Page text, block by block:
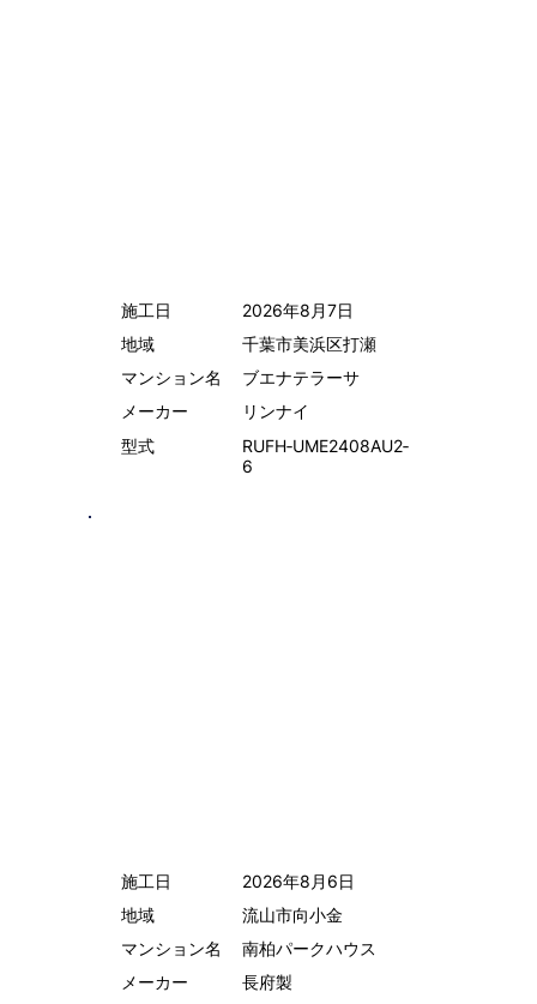
2026年8月7日
施工日
千葉市美浜区打瀬
地域
RUFH‑UME2408AU2‑
6
型式
リンナイ
メーカー
ブエナテラーサ
マンション名
2026年8月6日
施工日
流山市向小金
地域
長府製
メーカー
南柏パークハウス
マンション名